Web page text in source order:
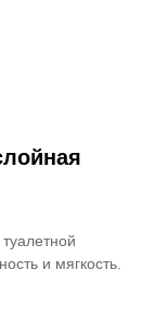
и мягкость.